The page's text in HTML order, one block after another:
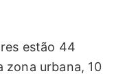
estão 44
zona urbana, 10